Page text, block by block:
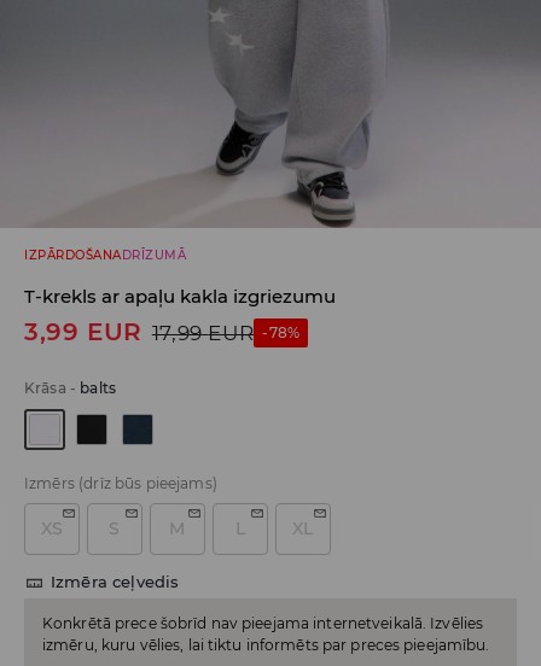
IZPĀRDOŠANA DRĪZUMĀ
T-krekls ar apaļu kakla izgriezumu
3,99 EUR 17,99 EUR -78%
Krāsa - balts
Izmērs (drīz būs pieejams)
XS S M L XL
Izmēra ceļvedis
Konkrētā prece šobrīd nav pieejama internetveikalā. Izvēlies
izmēru, kuru vēlies, lai tiktu informēts par preces pieejamību.